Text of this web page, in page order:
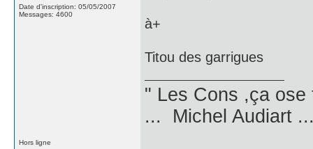
Date d'inscription: 05/05/2007
Messages: 4600
à+
Titou des garrigues
" Les Cons ,ça
... Michel Audiart
Hors ligne